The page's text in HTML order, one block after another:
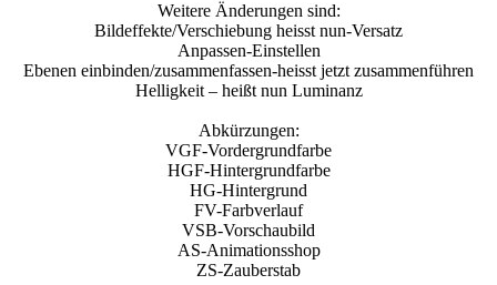
Weitere Änderungen sind:
Bildeffekte/Verschiebung heisst nun-Versatz
Anpassen-Einstellen
Ebenen einbinden/zusammenfassen-heisst jetzt zusammenführen
Helligkeit – heißt nun Luminanz
Abkürzungen:
VGF-Vordergrundfarbe
HGF-Hintergrundfarbe
HG-Hintergrund
FV-Farbverlauf
VSB-Vorschaubild
AS-Animationsshop
ZS-Zauberstab